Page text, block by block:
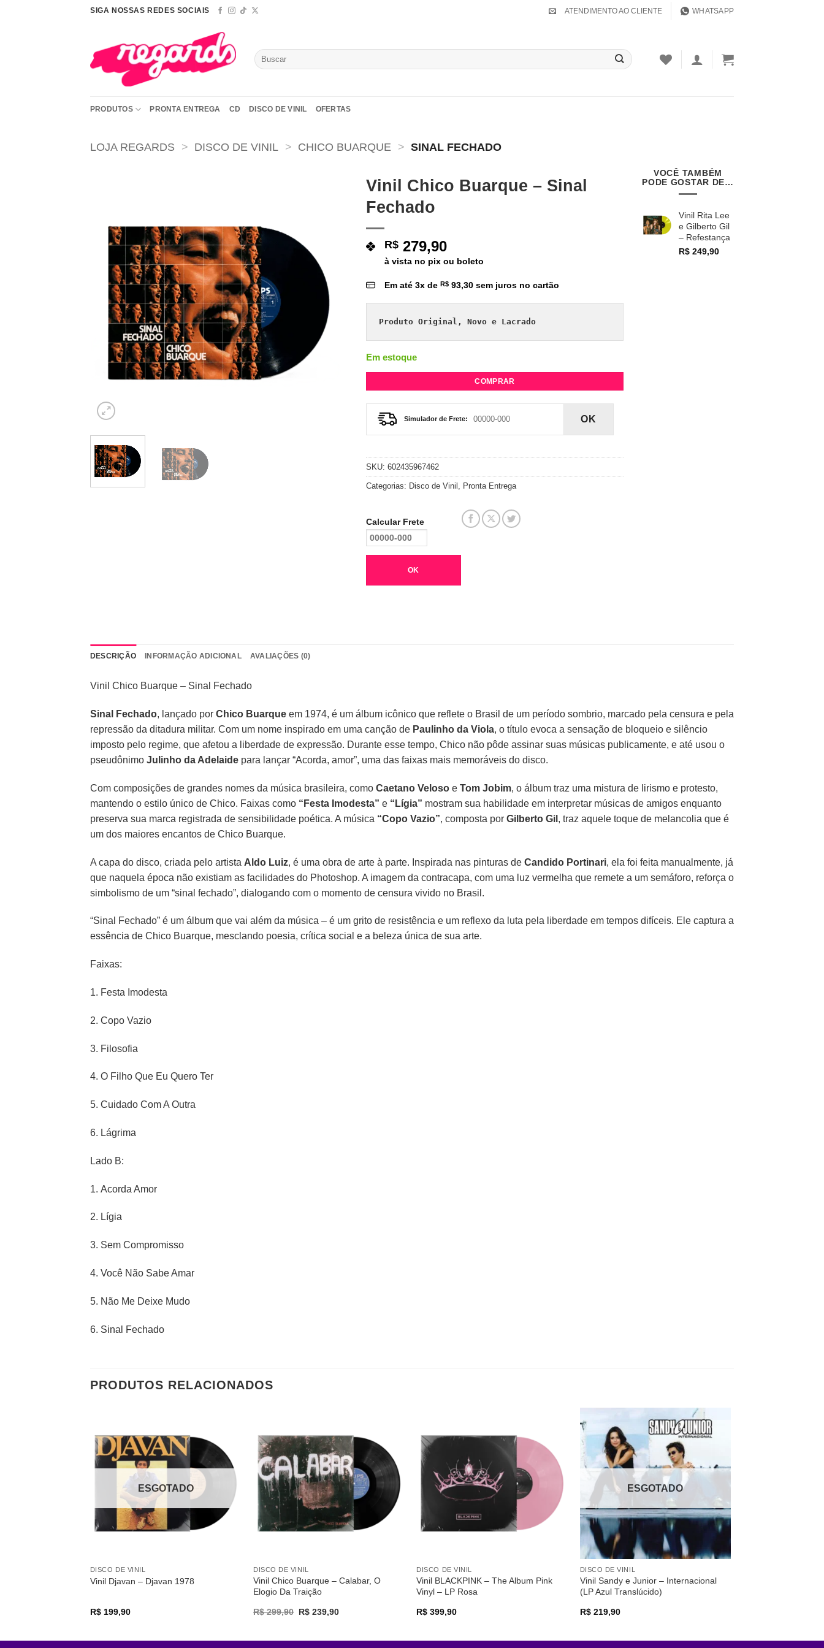
SIGA NOSSAS REDES SOCIAIS ATENDIMENTO AO CLIENTE WHATSAPP
Pesquisar
por:
PRODUTOS PRONTA ENTREGA CD DISCO DE VINIL OFERTAS
LOJA REGARDS > DISCO DE VINIL > CHICO BUARQUE > SINAL FECHADO
Vinil Chico Buarque – Sinal
Fechado
R$ 279,90
à vista no pix ou boleto
Em até 3x de R$ 93,30 sem juros no cartão
Produto Original, Novo e Lacrado
Em estoque
COMPRAR
Simulador de Frete: OK
SKU: 602435967462
Categorias: Disco de Vinil Pronta Entrega
Calcular Frete
OK
VOCÊ TAMBÉM
PODE GOSTAR DE…
Vinil Rita Lee
e Gilberto Gil
– Refestança
R$ 249,90
DESCRIÇÃO INFORMAÇÃO ADICIONAL AVALIAÇÕES (0)
Vinil Chico Buarque – Sinal Fechado
Sinal Fechado, lançado por Chico Buarque em 1974, é um álbum icônico que reflete o Brasil de um período sombrio, marcado pela censura e pela
repressão da ditadura militar. Com um nome inspirado em uma canção de Paulinho da Viola, o título evoca a sensação de bloqueio e silêncio
imposto pelo regime, que afetou a liberdade de expressão. Durante esse tempo, Chico não pôde assinar suas músicas publicamente, e até usou o
pseudônimo Julinho da Adelaide para lançar “Acorda, amor”, uma das faixas mais memoráveis do disco.
Com composições de grandes nomes da música brasileira, como Caetano Veloso e Tom Jobim, o álbum traz uma mistura de lirismo e protesto,
mantendo o estilo único de Chico. Faixas como “Festa Imodesta” e “Lígia” mostram sua habilidade em interpretar músicas de amigos enquanto
preserva sua marca registrada de sensibilidade poética. A música “Copo Vazio”, composta por Gilberto Gil , traz aquele toque de melancolia que é
um dos maiores encantos de Chico Buarque.
A capa do disco, criada pelo artista Aldo Luiz, é uma obra de arte à parte. Inspirada nas pinturas de Candido Portinari, ela foi feita manualmente, já
que naquela época não existiam as facilidades do Photoshop. A imagem da contracapa, com uma luz vermelha que remete a um semáforo, reforça o
simbolismo de um “sinal fechado”, dialogando com o momento de censura vivido no Brasil.
“Sinal Fechado” é um álbum que vai além da música – é um grito de resistência e um reflexo da luta pela liberdade em tempos difíceis. Ele captura a
essência de Chico Buarque, mesclando poesia, crítica social e a beleza única de sua arte.
Faixas:
1. Festa Imodesta
2. Copo Vazio
3. Filosofia
4. O Filho Que Eu Quero Ter
5. Cuidado Com A Outra
6. Lágrima
Lado B:
1. Acorda Amor
2. Lígia
3. Sem Compromisso
4. Você Não Sabe Amar
5. Não Me Deixe Mudo
6. Sinal Fechado
PRODUTOS RELACIONADOS
Adicionar
a lista de
desejos
ESGOTADO
DISCO DE VINIL
Vinil Djavan – Djavan 1978
R$199,90
Adicionar
a lista de
desejos
DISCO DE VINIL
Vinil Chico Buarque – Calabar, O
Elogio Da Traição
R$299,90 Original
R$ 239,90Current
Adicionar
a lista de
desejos
DISCO DE VINIL
Vinil BLACKPINK – The Album Pink
Vinyl – LP Rosa
R$ 399,90
ESGOTADO
DISCO DE VINIL
Vinil Sandy e Junior – Internacional
(LP Azul Translúcido)
R$219,90